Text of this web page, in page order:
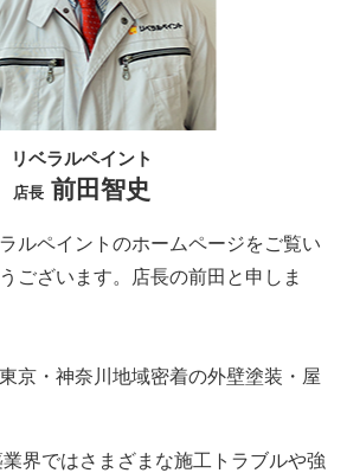
リベラルペイント
店長 前田智史
ルペイントのホームページをご覧い
ございます。
店長の前田と申しま
京・神奈川地域密着の外壁塗装・屋
界ではさまざまな施工トラブルや強